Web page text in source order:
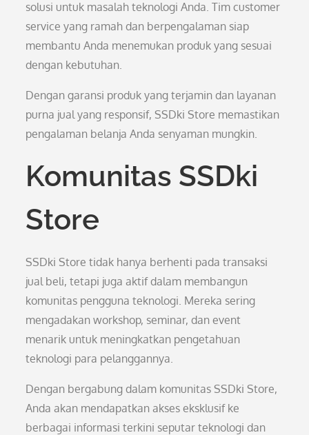
solusi untuk masalah teknologi Anda. Tim customer
service yang ramah dan berpengalaman siap
membantu Anda menemukan produk yang sesuai
dengan kebutuhan.
Dengan garansi produk yang terjamin dan layanan
purna jual yang responsif, SSDki Store memastikan
pengalaman belanja Anda senyaman mungkin.
Komunitas SSDki
Store
SSDki Store tidak hanya berhenti pada transaksi
jual beli, tetapi juga aktif dalam membangun
komunitas pengguna teknologi. Mereka sering
mengadakan workshop, seminar, dan event
menarik untuk meningkatkan pengetahuan
teknologi para pelanggannya.
Dengan bergabung dalam komunitas SSDki Store,
Anda akan mendapatkan akses eksklusif ke
berbagai informasi terkini seputar teknologi dan